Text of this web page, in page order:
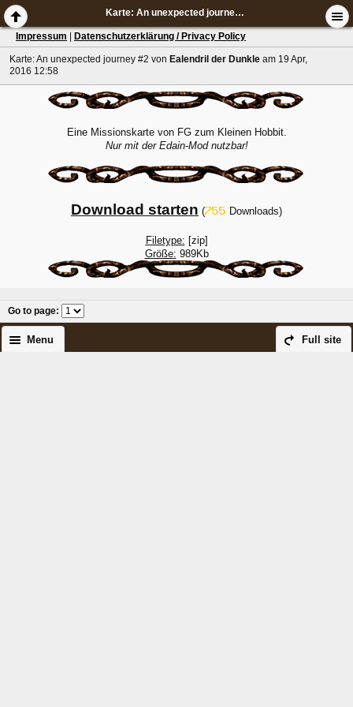
Karte: An unexpected journey #2
Impressum Datenschutzerklärung / Privacy Policy
Karte: An unexpected journey #2 von Ealendril der Dunkle am 19 Apr,
2016 12:58
Eine Missionskarte von FG zum Kleinen Hobbit.
Nur mit der Edain-Mod nutzbar!
Download starten ( Downloads)
Filetype: [zip]
Größe: 989Kb
Go to page:
Full site
Menu